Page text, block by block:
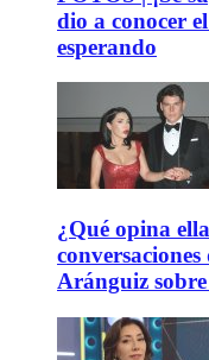
dio a conocer
esperando
¿Qué opina
Aránguiz